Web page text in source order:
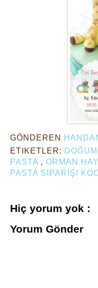
GÖNDEREN
ETIKETLER:
PASTA , ORMAN
PASTA SIPARIŞI
Hiç yorum yok :
Yorum Gönder